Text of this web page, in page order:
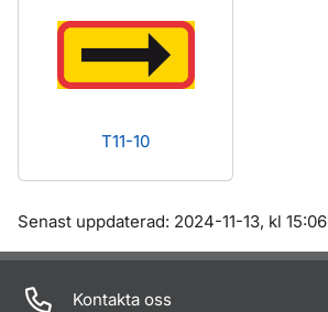
T11-10
Om sidan
Senast uppdaterad: 2024-11-13, kl 15:06
Kontakta oss